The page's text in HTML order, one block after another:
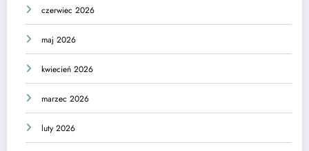
czerwiec 2026
maj 2026
kwiecień 2026
marzec 2026
luty 2026